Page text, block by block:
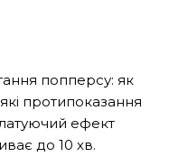
попперсу: як
протипоказання
ефект
до 10 хв.